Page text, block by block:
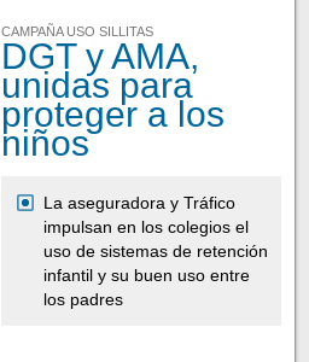
CAMPAÑA USO SILLITAS
DGT y AMA,
unidas para
proteger a los
niños
La aseguradora y Tráfico
impulsan en los colegios el
uso de sistemas de retención
infantil y su buen uso entre
los padres